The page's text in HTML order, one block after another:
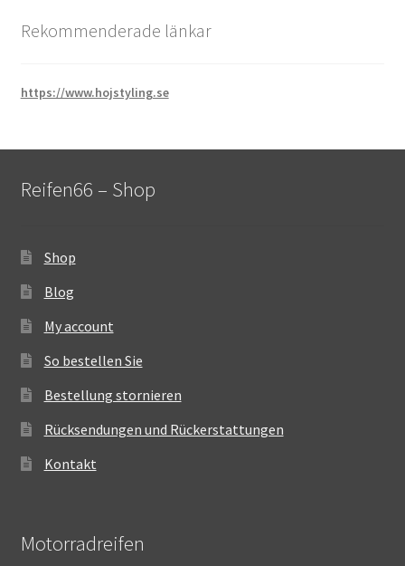
Rekommenderade länkar
https://www.hojstyling.se
Reifen66 – Shop
Shop
Blog
My account
So bestellen Sie
Bestellung stornieren
Rücksendungen und Rückerstattungen
Kontakt
Motorradreifen